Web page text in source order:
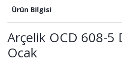
Ürün Bilgisi
Arçelik OCD 608-5
Ocak